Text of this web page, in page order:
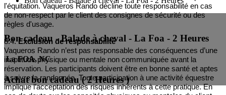
Bon cadeau - Balade à cheval - La Foa - 2 Heures
La FOA, NC
Achat bon cadeau ( 2 Heures )
l'équitation. Vaqueros Rando décline toute responsabilité en cas
de non-respect par le client des consignes de sécurité ou des
règles d'usage.
8.4.Exclusion de responsabilité
Vaqueros Rando n’est pas responsable des conséquences d’une
inaptitude physique ou mentale non communiquée avant la
réservation. Les participants doivent être en bonne santé et aptes
à suivre la randonnée. Toute participation à une activité équestre
implique l’acceptation des risques inhérents à cette pratique. En